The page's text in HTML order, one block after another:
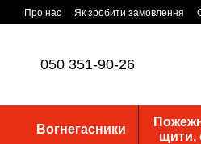
Перейти до основного контенту
Про нас Як зробити замовлення
050 351-90-26
Вогнегасники
щити,